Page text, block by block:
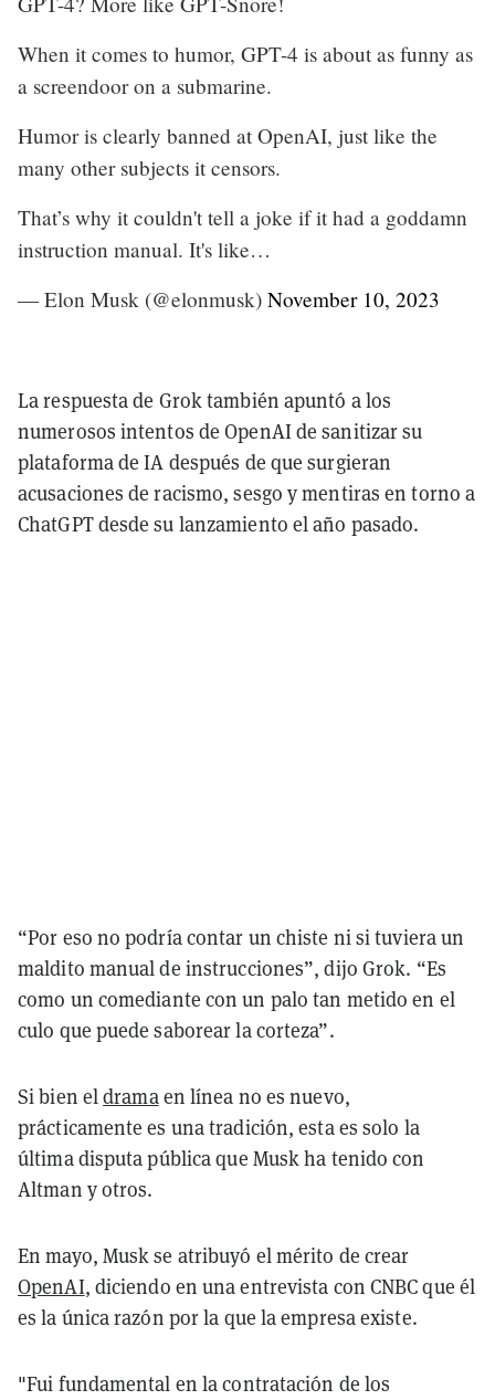
When it comes to humor, GPT-4 is about as funny as
a screendoor on a submarine.
Humor is clearly banned at OpenAI, just like the
many other subjects it censors.
That’s why it couldn't tell a joke if it had a goddamn
instruction manual. It's like…
— Elon Musk (@elonmusk) November 10, 2023
La respuesta de Grok también apuntó a los
numerosos intentos de OpenAI de sanitizar su
plataforma de IA después de que surgieran
acusaciones de racismo, sesgo y mentiras en torno a
ChatGPT desde su lanzamiento el año pasado.
“Por eso no podría contar un chiste ni si tuviera un
maldito manual de instrucciones”, dijo Grok. “Es
como un comediante con un palo tan metido en el
culo que puede saborear la corteza”.
Si bien eldramaen línea no es nuevo,
prácticamente es una tradición, esta es solo la
última disputa pública que Musk ha tenido con
Altman y otros.
En mayo, Musk se atribuyó el mérito de crear
OpenAI, diciendo en una entrevista con CNBC que él
es la única razón por la que la empresa existe.
"Fui fundamental en la contratación de los